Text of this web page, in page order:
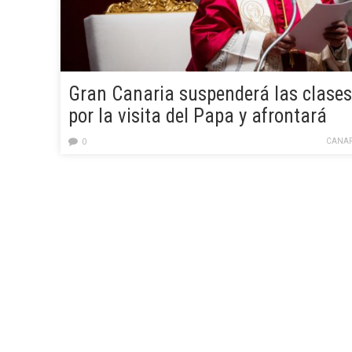
Gran Canaria suspenderá las clases
por la visita del Papa y afrontará
cortes en la GC-1, GC-3 y GC-31
0